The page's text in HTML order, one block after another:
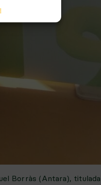
Borràs (Antara), titulada